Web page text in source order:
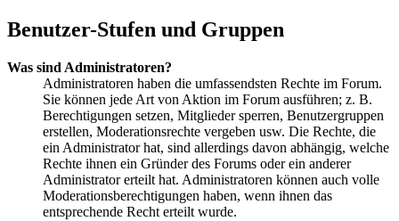
Benutzer-Stufen und Gruppen
Was sind Administratoren?
Administratoren haben die umfassendsten Rechte im Forum.
Sie können jede Art von Aktion im Forum ausführen; z. B.
Berechtigungen setzen, Mitglieder sperren, Benutzergruppen
erstellen, Moderationsrechte vergeben usw. Die Rechte, die
ein Administrator hat, sind allerdings davon abhängig, welche
Rechte ihnen ein Gründer des Forums oder ein anderer
Administrator erteilt hat. Administratoren können auch volle
Moderationsberechtigungen haben, wenn ihnen das
entsprechende Recht erteilt wurde.